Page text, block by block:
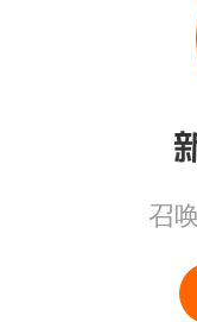
召